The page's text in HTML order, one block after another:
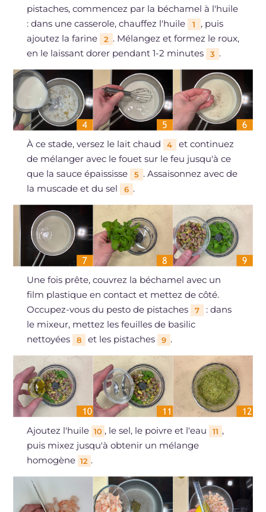
pistaches, commencez par la béchamel à l'huile
: dans une casserole, chauffez l'huile
1
, puis
ajoutez la farine
2 . Mélangez et formez le roux,
en le laissant dorer pendant 1-2 minutes
3 .
À ce stade, versez le lait chaud 4
et continuez
de mélanger avec le fouet sur le feu jusqu'à ce
que la sauce épaississe
5 . Assaisonnez avec de
la muscade et du sel
6 .
Une fois prête, couvrez la béchamel avec un
film plastique en contact et mettez de côté.
Occupez-vous du pesto de pistaches
7
: dans
le mixeur, mettez les feuilles de basilic
nettoyées
8 et les pistaches 9 .
Ajoutez l'huile 10 , le sel, le poivre et l'eau 11 ,
puis mixez jusqu'à obtenir un mélange
homogène 12 .